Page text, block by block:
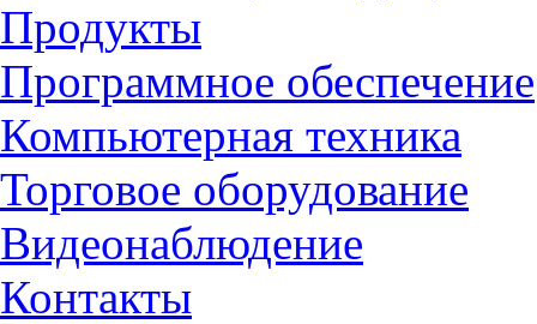
Продукты
Программное обеспечение
Компьютерная техника
Торговое оборудование
Видеонаблюдение
Контакты